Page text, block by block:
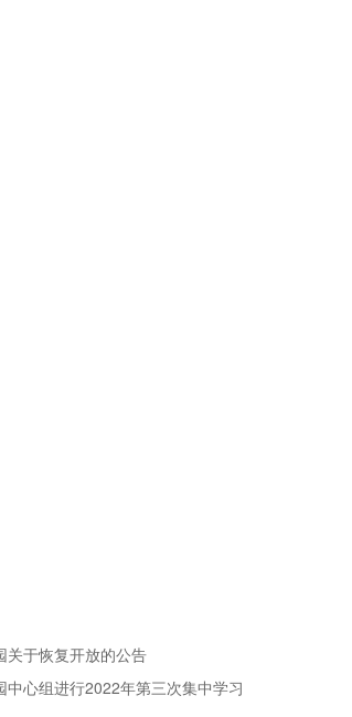
关于恢复开放的公告
心组进行2022年第三次集中学习